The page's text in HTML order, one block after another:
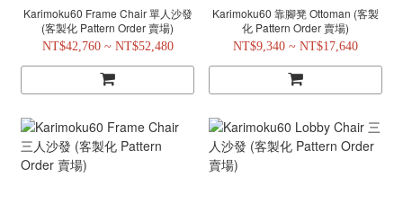
Karimoku60 Frame Chair 單人沙發
(客製化 Pattern Order 賣場)
NT$42,760 ~ NT$52,480
Karimoku60 靠腳凳 Ottoman (客製
化 Pattern Order 賣場)
NT$9,340 ~ NT$17,640